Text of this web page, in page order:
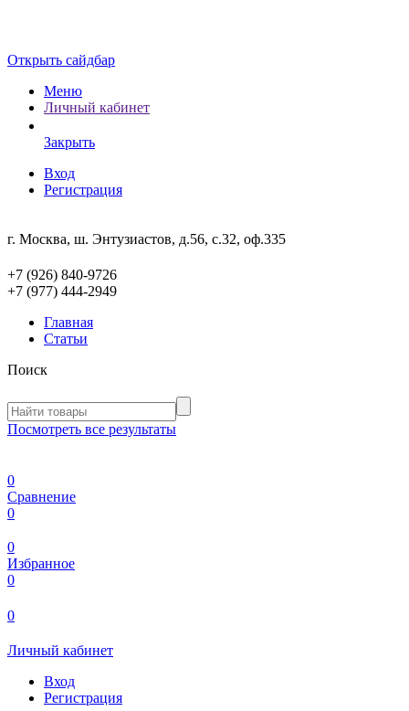
Открыть сайдбар
Меню
Личный кабинет
Закрыть
Вход
Регистрация
г. Москва, ш. Энтузиастов, д.56, с.32, оф.335
+7 (926) 840-9726
+7 (977) 444-2949
Главная
Статьи
Поиск
Посмотреть все результаты
0
Сравнение
0
0
Избранное
0
0
Личный кабинет
Вход
Регистрация